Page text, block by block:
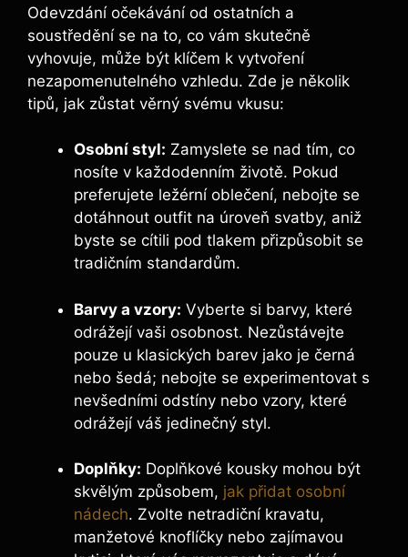
Odevzdání očekávání od ostatních a
soustředění se na to, co vám skutečně
vyhovuje, může být klíčem k vytvoření
nezapomenutelného vzhledu. Zde je několik
tipů, jak zůstat věrný svému vkusu:
Osobní styl: Zamyslete se nad tím, co
nosíte v každodenním životě. Pokud
preferujete ležérní oblečení, nebojte se
dotáhnout outfit na úroveň svatby, aniž
byste se cítili pod tlakem přizpůsobit se
tradičním standardům.
Barvy a vzory: Vyberte si barvy, které
odrážejí vaši osobnost. Nezůstávejte
pouze u klasických barev jako je černá
nebo šedá; nebojte se experimentovat s
nevšedními odstíny nebo vzory, které
odrážejí váš jedinečný styl.
Doplňky: Doplňkové kousky mohou být
skvělým způsobem, jak přidat osobní
nádech. Zvolte netradiční kravatu,
manžetové knoflíčky nebo zajímavou